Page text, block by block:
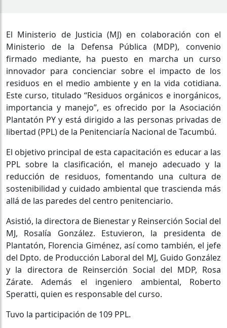
El Ministerio de Justicia (MJ) en colaboración con el
Ministerio de la Defensa Pública (MDP), convenio
firmado mediante, ha puesto en marcha un curso
innovador para concienciar sobre el impacto de los
residuos en el medio ambiente y en la vida cotidiana.
Este curso, titulado “Residuos orgánicos e inorgánicos,
importancia y manejo”, es ofrecido por la Asociación
Plantatón PY y está dirigido a las personas privadas de
libertad (PPL) de la Penitenciaría Nacional de Tacumbú.
El objetivo principal de esta capacitación es educar a las
PPL sobre la clasificación, el manejo adecuado y la
reducción de residuos, fomentando una cultura de
sostenibilidad y cuidado ambiental que trascienda más
allá de las paredes del centro penitenciario.
Asistió, la directora de Bienestar y Reinserción Social del
MJ, Rosalía González. Estuvieron, la presidenta de
Plantatón, Florencia Giménez, así como también, el jefe
del Dpto. de Producción Laboral del MJ, Guido González
y la directora de Reinserción Social del MDP, Rosa
Zárate. Además el ingeniero ambiental, Roberto
Speratti, quien es responsable del curso.
Tuvo la participación de 109 PPL.